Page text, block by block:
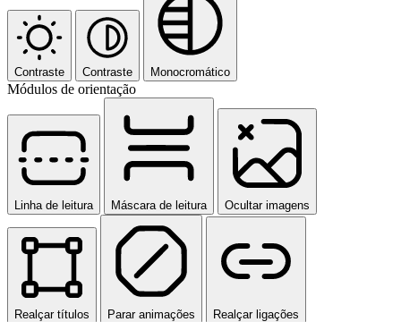
Contraste Contraste Monocromático
Módulos de orientação
Linha de leitura Máscara de leitura Ocultar imagens
Realçar títulos Parar animações
Realçar ligações